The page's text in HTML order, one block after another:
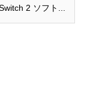
2 ソフト...